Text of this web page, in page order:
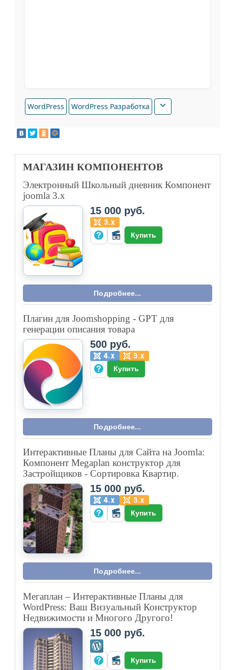
WordPress WordPress Разработка
МАГАЗИН КОМПОНЕНТОВ
Электронный Школьный дневник Компонент
joomla 3.x
15 000 руб.
Купить
Подробнее...
Плагин для Joomshopping - GPT для
генерации описания товара
500 руб.
Купить
Подробнее...
Интерактивные Планы для Сайта на Joomla:
Компонент Megaplan конструктор для
Застройщиков - Сортировка Квартир.
15 000 руб.
Купить
Подробнее...
Мегаплан – Интерактивные Планы для
WordPress: Ваш Визуальный Конструктор
Недвижимости и Многого Другого!
15 000 руб.
Купить